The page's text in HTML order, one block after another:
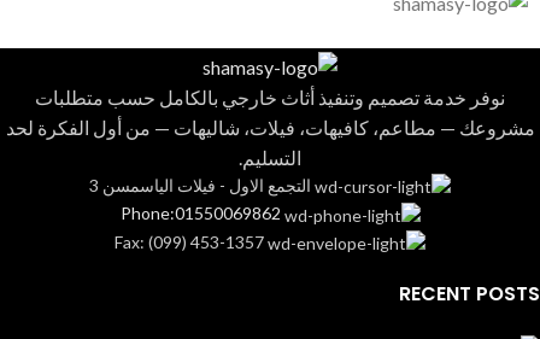
نوفر خدمة تصميم وتنفيذ أثاث خارجي بالكامل حسب متطلبات
مشروعك — مطاعم، كافيهات، فيلات، شاليهات — من أول الفكرة لحد
التسليم.
التجمع الاول - فيلات الياسمسن 3
Phone:01550069862
Fax: (099) 453-1357
RECENT POSTS